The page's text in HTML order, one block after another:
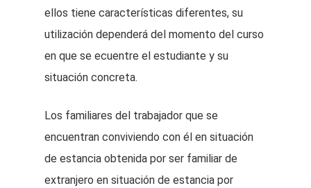
ellos tiene características diferentes, su
utilización dependerá del momento del curso
en que se ecuentre el estudiante y su
situación concreta.
Los familiares del trabajador que se
encuentran conviviendo con él en situación
de estancia obtenida por ser familiar de
extranjero en situación de estancia por